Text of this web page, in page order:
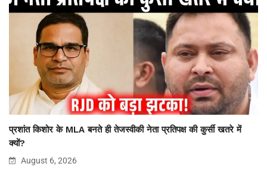
प्रशांत किशोर के MLA बनते ही तेजस्वीकी नेता प्रतिपक्ष की कुर्सी खतरे में
क्यों?
August 6, 2026